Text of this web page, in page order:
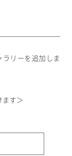
リーを追加しま
ます＞